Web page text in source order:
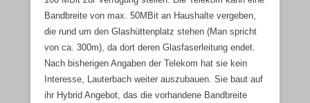
Bandbreite von max. 50MBit an Haushalte vergeben,
die rund um den Glashüttenplatz stehen (Man spricht
von ca. 300m), da dort deren Glasfaserleitung endet.
Nach bisherigen Angaben der Telekom hat sie kein
Interesse, Lauterbach weiter auszubauen. Sie baut auf
ihr Hybrid Angebot, das die vorhandene Bandbreite